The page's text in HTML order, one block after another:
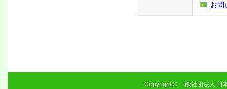
お問
Copyright © 一般社団法人 日